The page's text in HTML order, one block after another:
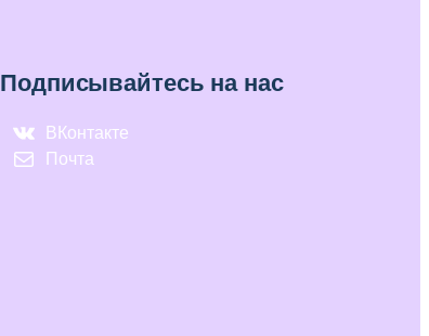
Подписывайтесь на нас
ВКонтакте
Почта